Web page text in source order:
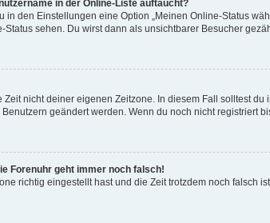
in der Online-Liste auftaucht?
in den Einstellungen eine Option „Meinen Online-Status
sehen. Du wirst dann als unsichtbarer Besucher
nicht deiner eigenen Zeitzone. In diesem Fall solltest
geändert werden. Wenn du noch nicht registriert
Forenuhr geht immer noch falsch!
richtig eingestellt hast und die Zeit trotzdem noch falsch